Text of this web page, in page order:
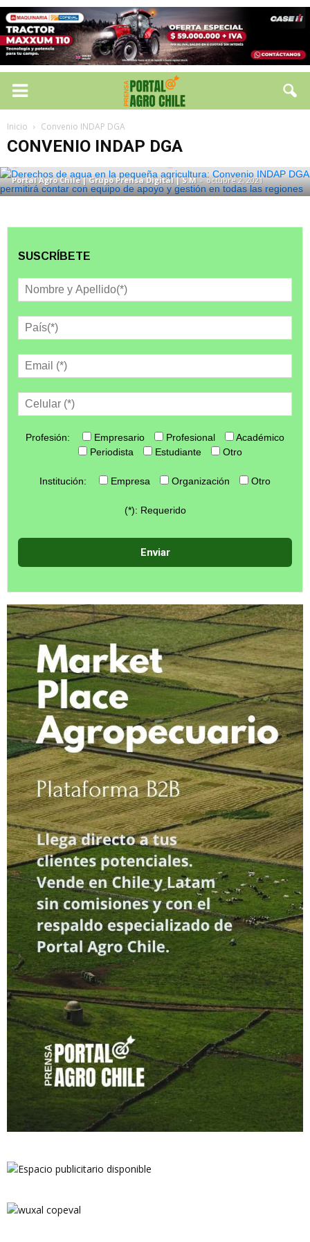
Inicio Convenio INDAP DGA
CONVENIO INDAP DGA
Derechos de agua en la pequeña
agricultura: Convenio INDAP DGA
permitirá contar con equipo de apoyo y
Portal Agro Chile | Grupo Prensa Digital | S.M - octubre 2, 2021
SUSCRÍBETE
Profesión: Empresario Profesional
Académico
Periodista
Estudiante Otro
Institución: Empresa Organización Otro
(*): Requerido